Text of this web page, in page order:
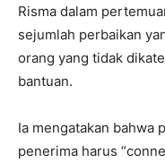
Risma dalam
sejumlah perbaikan
orang yang tidak
bantuan.
Ia mengatakan bahwa
penerima harus